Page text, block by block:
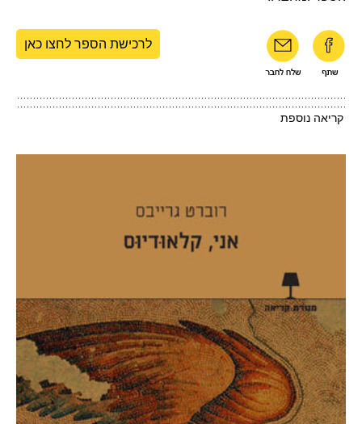
לרכישת הספר לחצו כאן
קריאה נוספת